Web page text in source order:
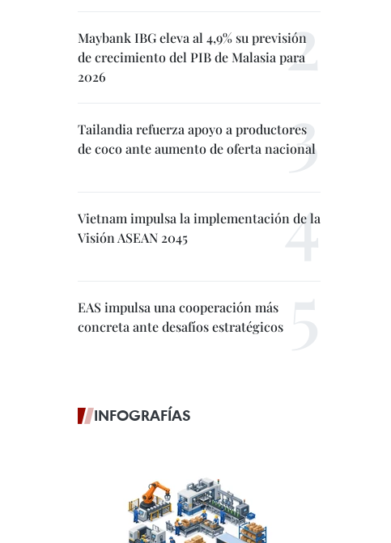
Maybank IBG eleva al 4,9% su previsión
de crecimiento del PIB de Malasia para
2026
Tailandia refuerza apoyo a productores
de coco ante aumento de oferta nacional
Vietnam impulsa la implementación de la
Visión ASEAN 2045
EAS impulsa una cooperación más
concreta ante desafíos estratégicos
INFOGRAFÍAS